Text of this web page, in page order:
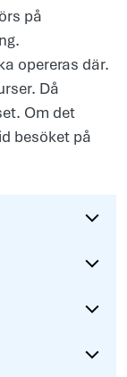
på
opereras där.
Då
Om det
besöket på